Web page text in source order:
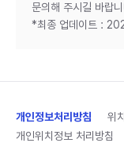
문의해 주시길 바랍
*최종 업데이트 :
개인정보처리방침
위
개인위치정보 처리방침